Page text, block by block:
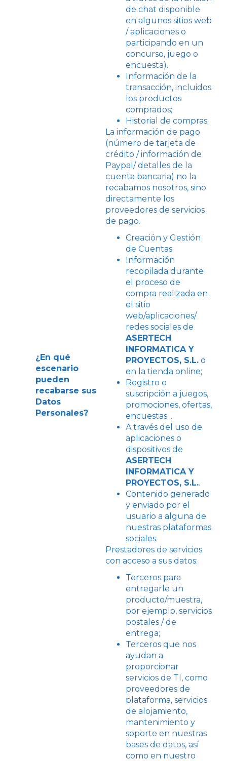
de chat disponible
en algunos sitios web
/ aplicaciones o
participando en un
concurso, juego o
encuesta).
Información de la
transacción, incluidos
los productos
comprados;
Historial de compras.
La información de pago
(número de tarjeta de
crédito / información de
Paypal/ detalles de la
cuenta bancaria) no la
recabamos nosotros, sino
directamente los
proveedores de servicios
de pago.
¿En qué
escenario
pueden
recabarse sus
Datos
Personales?
Creación y Gestión
de Cuentas;
Información
recopilada durante
el proceso de
compra realizada en
el sitio
web/aplicaciones/
redes sociales de
ASERTECH
INFORMATICA Y
PROYECTOS, S.L. o
en la tienda online;
Registro o
suscripción a juegos,
promociones, ofertas,
encuestas ...
A través del uso de
aplicaciones o
dispositivos de
ASERTECH
INFORMATICA Y
PROYECTOS, S.L..
Contenido generado
y enviado por el
usuario a alguna de
nuestras plataformas
sociales.
Prestadores de servicios
con acceso a sus datos:
Terceros para
entregarle un
producto/muestra,
por ejemplo, servicios
postales / de
entrega;
Terceros que nos
ayudan a
proporcionar
servicios de TI, como
proveedores de
plataforma, servicios
de alojamiento,
mantenimiento y
soporte en nuestras
bases de datos, así
como en nuestro